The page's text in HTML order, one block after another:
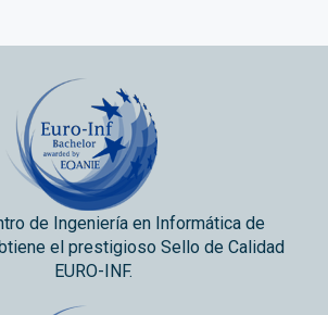
de Ingeniería en Informática de
el prestigioso Sello de Calidad
EURO-INF.